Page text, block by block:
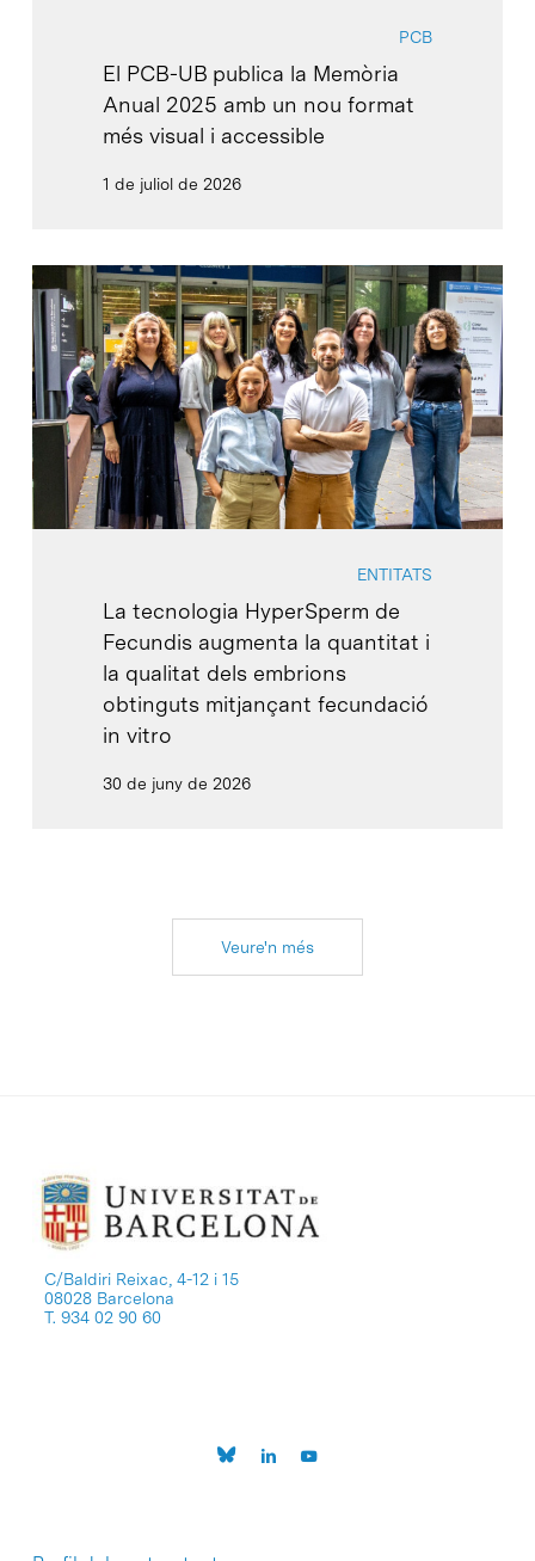
PCB
El PCB-UB publica la Memòria
Anual 2025 amb un nou format
més visual i accessible
1 de juliol de 2026
ENTITATS
La tecnologia HyperSperm de
Fecundis augmenta la quantitat i
la qualitat dels embrions
obtinguts mitjançant fecundació
in vitro
30 de juny de 2026
Veure'n més
C/Baldiri Reixac, 4-12 i 15
08028 Barcelona
T. 934 02 90 60